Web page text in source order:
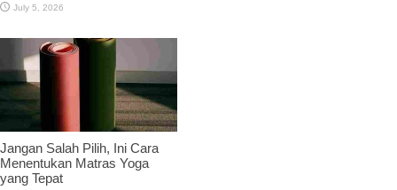
July 5, 2026
Jangan Salah Pilih, Ini Cara
Menentukan Matras Yoga
yang Tepat